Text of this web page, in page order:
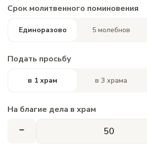
Срок молитвенного поминовения
Единоразово 5 молебнов
Подать просьбу
в 1 храм в 3 храма
На благие дела в храм
-